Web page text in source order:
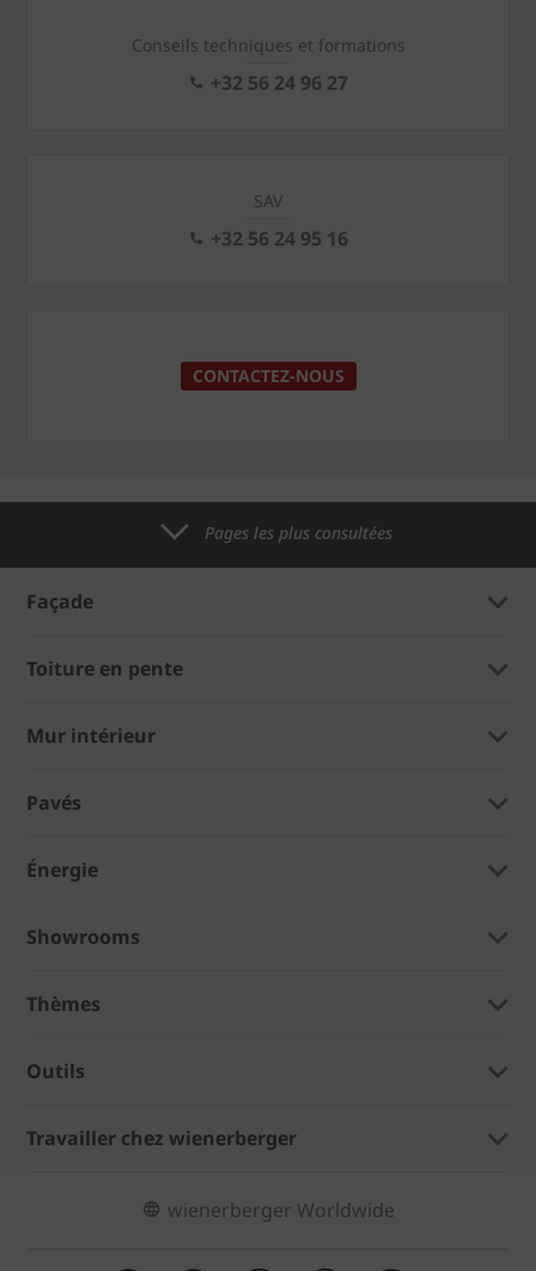
Conseils techniques et formations
+32 56 24 96 27
SAV
+32 56 24 95 16
CONTACTEZ-NOUS
Pages les plus consultées
Façade
Toiture en pente
Mur intérieur
Pavés
Énergie
Showrooms
Thèmes
Outils
Travailler chez wienerberger
wienerberger Worldwide